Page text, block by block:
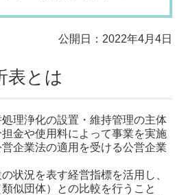
公開日：2022年4月4日
表とは
理浄化の設置・維持管理の主体
金や使用料によって事業を実施
企業法の適用を受ける公営企業
状況を表す経営指標を活用し、
似団体）との比較を行うこと